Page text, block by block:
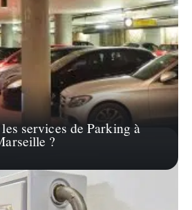
services de Parking à
?